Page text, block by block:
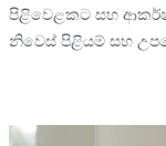
පිළිවෙළකට සහ
නිවෙස් පිළියම් සහ